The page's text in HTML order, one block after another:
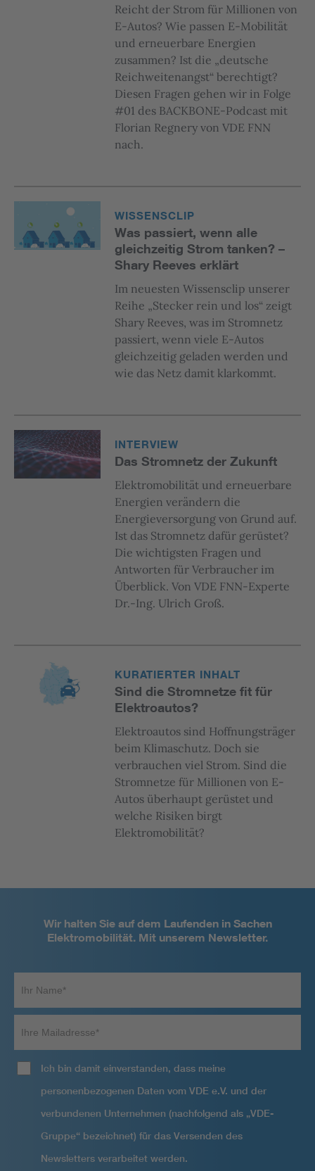
Reicht der Strom für Millionen von
E-Autos? Wie passen E-Mobilität
und erneuerbare Energien
zusammen? Ist die „deutsche
Reichweitenangst“ berechtigt?
Diesen Fragen gehen wir in Folge
#01 des BACKBONE-Podcast mit
Florian Regnery von VDE FNN
nach.
WISSENSCLIP
Was passiert, wenn alle
gleichzeitig Strom tanken? –
Shary Reeves erklärt
Im neuesten Wissensclip unserer
Reihe „Stecker rein und los“ zeigt
Shary Reeves, was im Stromnetz
passiert, wenn viele E-Autos
gleichzeitig geladen werden und
wie das Netz damit klarkommt.
INTERVIEW
Das Stromnetz der Zukunft
Elektromobilität und erneuerbare
Energien verändern die
Energieversorgung von Grund auf.
Ist das Stromnetz dafür gerüstet?
Die wichtigsten Fragen und
Antworten für Verbraucher im
Überblick. Von VDE FNN-Experte
Dr.-Ing. Ulrich Groß.
KURATIERTER INHALT
Sind die Stromnetze fit für
Elektroautos?
Elektroautos sind Hoffnungsträger
beim Klimaschutz. Doch sie
verbrauchen viel Strom. Sind die
Stromnetze für Millionen von E-
Autos überhaupt gerüstet und
welche Risiken birgt
Elektromobilität?
Wir halten Sie auf dem Laufenden in Sachen
Elektromobilität. Mit unserem Newsletter.
Name*
Mailadresse
Ich bin damit einverstanden, dass meine
personenbezogenen Daten vom VDE e.V. und der
verbundenen Unternehmen (nachfolgend als „VDE-
Gruppe“ bezeichnet) für das Versenden des
Newsletters verarbeitet werden.